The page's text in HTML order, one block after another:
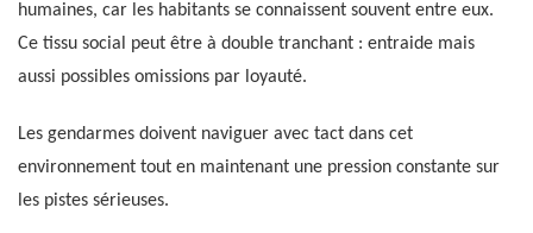
humaines, car les habitants se connaissent souvent entre eux.
Ce tissu social peut être à double tranchant : entraide mais
aussi possibles omissions par loyauté.
Les gendarmes doivent naviguer avec tact dans cet
environnement tout en maintenant une pression constante sur
les pistes sérieuses.